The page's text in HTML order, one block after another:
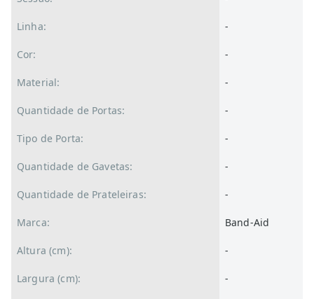
Linha: -
Cor: -
Material: -
Quantidade de Portas: -
Tipo de Porta: -
Quantidade de Gavetas: -
Quantidade de Prateleiras: -
Marca: Band-Aid
Altura (cm): -
Largura (cm): -